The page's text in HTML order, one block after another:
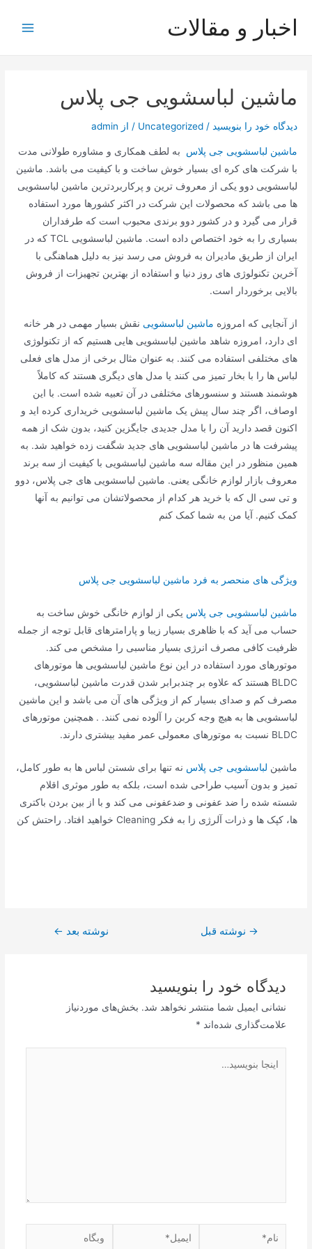
اخبار و مقالات
ماشین لباسشویی جی پلاس
دیدگاه‌ خود را بنویسید /
Uncategorized / از admin
ماشین لباسشویی جی پلاس به لطف همکاری و مشاوره طولانی مدت
با شرکت های کره ای بسیار خوش ساخت و با کیفیت می باشد. ماشین
لباسشویی دوو یکی از معروف ترین و پرکاربردترین ماشین لباسشویی
ها می باشد که محصولات این شرکت در اکثر کشورها مورد استفاده
قرار می گیرد و در کشور دوو برندی محبوب است که طرفداران
بسیاری را به خود اختصاص داده است. ماشین لباسشویی TCL که در
ایران از طریق مادیران به فروش می رسد نیز به دلیل هماهنگی با
آخرین تکنولوژی های روز دنیا و استفاده از بهترین تجهیزات از فروش
بالایی برخوردار است.
از آنجایی که امروزه ماشین لباسشویی نقش بسیار مهمی در هر خانه
ای دارد، امروزه شاهد ماشین لباسشویی هایی هستیم که از تکنولوژی
های مختلفی استفاده می کنند. به عنوان مثال برخی از مدل های فعلی
لباس ها را با بخار تمیز می کنند یا مدل های دیگری هستند که کاملاً
هوشمند هستند و سنسورهای مختلفی در آن تعبیه شده است. با این
اوصاف، اگر چند سال پیش یک ماشین لباسشویی خریداری کرده اید و
اکنون قصد دارید آن را با مدل جدیدی جایگزین کنید، بدون شک از همه
پیشرفت ها در ماشین لباسشویی های جدید شگفت زده خواهید شد. به
همین منظور در این مقاله سه ماشین لباسشویی با کیفیت از سه برند
معروف بازار لوازم خانگی یعنی. ماشین لباسشویی های جی پلاس، دوو
و تی سی ال که با خرید هر کدام از محصولاتشان می توانیم به آنها
کمک کنیم. آیا من به شما کمک کنم
ویژگی های منحصر به فرد ماشین لباسشویی جی پلاس
ماشین لباسشویی جی پلاس یکی از لوازم خانگی خوش ساخت به
حساب می آید که با ظاهری بسیار زیبا و پارامترهای قابل توجه از جمله
ظرفیت کافی مصرف انرژی بسیار مناسبی را مشخص می کند.
موتورهای مورد استفاده در این نوع ماشین لباسشویی ها موتورهای
BLDC هستند که علاوه بر چندبرابر شدن قدرت ماشین لباسشویی،
مصرف کم و صدای بسیار کم از ویژگی های آن می باشد و این ماشین
لباسشویی ها به هیچ وجه کربن را آلوده نمی کنند. . همچنین موتورهای
BLDC نسبت به موتورهای معمولی عمر مفید بیشتری دارند.
ماشین لباسشویی جی پلاس نه تنها برای شستن لباس ها به طور کامل،
تمیز و بدون آسیب طراحی شده است، بلکه به طور موثری اقلام
شسته شده را ضد عفونی و ضدعفونی می کند و با از بین بردن باکتری
ها، کپک ها و ذرات آلرژی زا به فکر Cleaning خواهید افتاد. راحتش کن
راهبری
→ نوشته قبل نوشته بعد ←
دیدگاه‌ خود را بنویسید
نشانی ایمیل شما منتشر نخواهد شد. بخش‌های موردنیاز
علامت‌گذاری شده‌اند *
بنویسید…
نام* ایمیل* وبگاه